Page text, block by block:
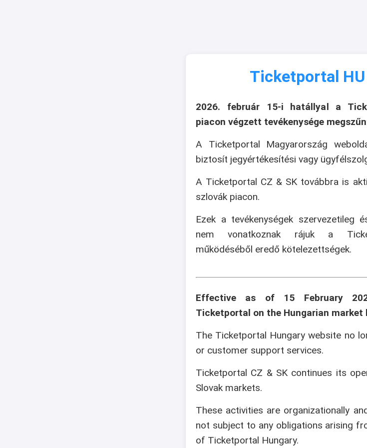
Ticketportal
2026. február 15-i hatállyal a
piacon végzett tevékenysége
A Ticketportal Magyarország
biztosít jegyértékesítési vagy
A Ticketportal CZ & SK továbbra is
szlovák piacon.
Ezek a tevékenységek szervezetileg
nem vonatkoznak rájuk a
működéséből eredő kötelezettségek.
Effective as of 15 February
Ticketportal on the Hungarian market
The Ticketportal Hungary website no
or customer support services.
Ticketportal CZ & SK continues its
Slovak markets.
These activities are organizationally
not subject to any obligations arising
of Ticketportal Hungary.